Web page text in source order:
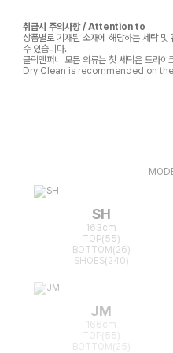
취급시 주의사항 / Attention to
상품별로 기재된 소재에 해당하는 세탁
수 있습니다.
클릭앤퍼니 모든 의류는 첫 세탁은 드라이
Dry Clean is recommended on
SH
163cm
TOP(55)
BOTTOM(26)
SHOES(240)
JM
166cm
TOP(55)
BOTTOM(25)